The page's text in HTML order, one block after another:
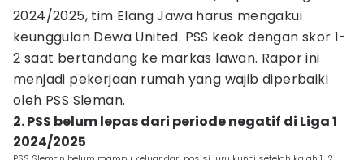
2024/2025, tim Elang Jawa harus mengakui
keunggulan Dewa United. PSS keok dengan skor 1-
2 saat bertandang ke markas lawan. Rapor ini
menjadi pekerjaan rumah yang wajib diperbaiki
oleh PSS Sleman.
2. PSS belum lepas dari periode negatif di Liga 1
2024/2025